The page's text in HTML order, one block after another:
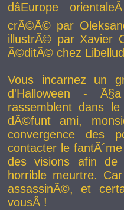
dâEurope
crÃ©Ã© par
illustrÃ© par Xavier
Ã©ditÃ© chez
Vous incarnez un
d'Halloween -
rassemblent dans
dÃ©funt ami,
convergence des
contacter le
des visions afin
horrible meurtre.
assassinÃ©, et
vousÂ !